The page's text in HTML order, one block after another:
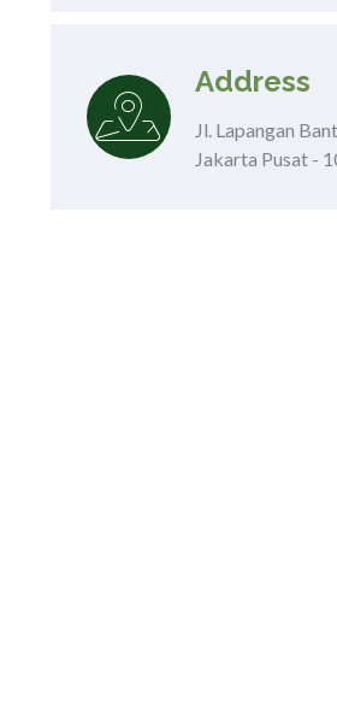
Address
Jl. Lapangan
Jakarta Pusat -